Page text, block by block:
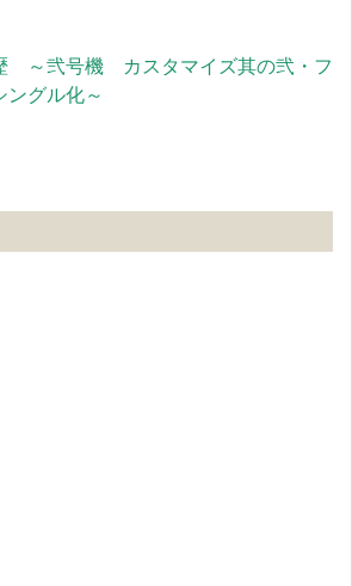
～弐号機 カスタマイズ其の弐・フ
ングル化～